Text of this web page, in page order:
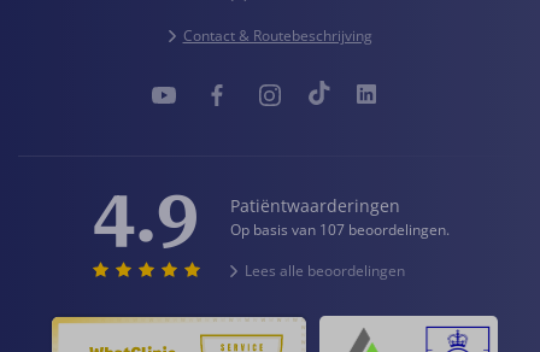
Contact & Routebeschrijving
4.9 Patiëntwaarderingen
Op basis van 107 beoordelingen.
Lees alle beoordelingen